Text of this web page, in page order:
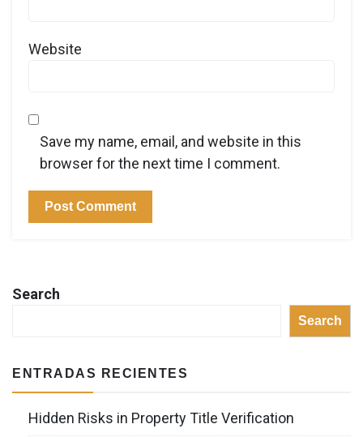
Website
Save my name, email, and website in this
browser for the next time I comment.
Search
Search
ENTRADAS RECIENTES
Hidden Risks in Property Title Verification